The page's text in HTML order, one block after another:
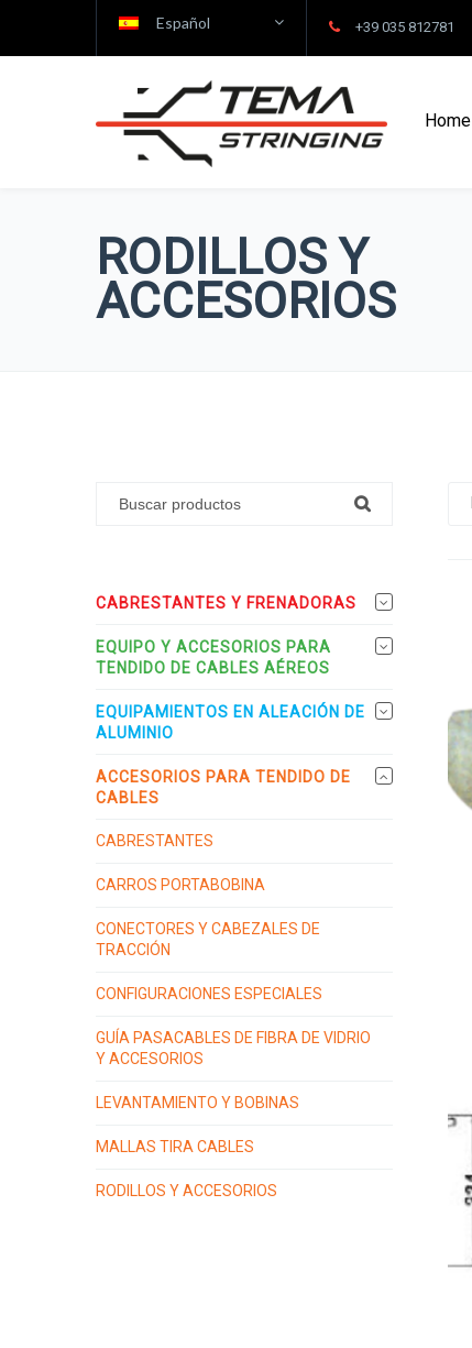
Español +39 035 812781
Home
RODILLOS Y
ACCESORIOS
CABRESTANTES Y FRENADORAS
EQUIPO Y ACCESORIOS PARA
TENDIDO DE CABLES AÉREOS
EQUIPAMIENTOS EN ALEACIÓN DE
ALUMINIO
ACCESORIOS PARA TENDIDO DE
CABLES
CABRESTANTES
CARROS PORTABOBINA
CONECTORES Y CABEZALES DE
TRACCIÓN
CONFIGURACIONES ESPECIALES
GUÍA PASACABLES DE FIBRA DE VIDRIO
Y ACCESORIOS
LEVANTAMIENTO Y BOBINAS
MALLAS TIRA CABLES
RODILLOS Y ACCESORIOS